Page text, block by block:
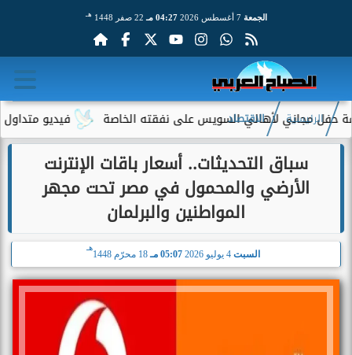
الجمعة 7 أغسطس 2026 04:27 مـ 22 صفر 1448 هـ
فيديو متداول لسيدة لأهالي السويس على نفقته الخاصة
الرئيسية الاقتصاد
سباق التحديثات.. أسعار باقات الإنترنت
الأرضي والمحمول في مصر تحت مجهر
المواطنين والبرلمان
السبت 4 يوليو 2026 05:07 مـ 18 محرّم 1448
هـ